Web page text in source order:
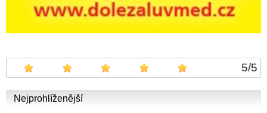
5/5
Nejprohlíženější